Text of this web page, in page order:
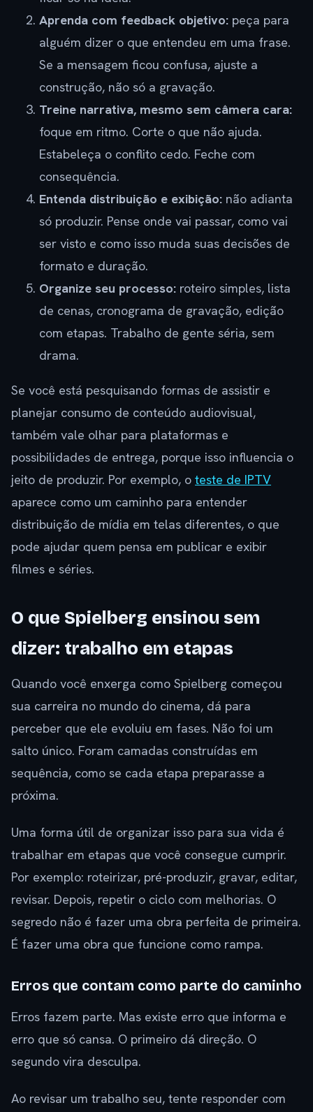
Aprenda com feedback objetivo: peça para
alguém dizer o que entendeu em uma frase.
Se a mensagem ficou confusa, ajuste a
construção, não só a gravação.
Treine narrativa, mesmo sem câmera cara:
foque em ritmo. Corte o que não ajuda.
Estabeleça o conflito cedo. Feche com
consequência.
Entenda distribuição e exibição: não adianta
só produzir. Pense onde vai passar, como vai
ser visto e como isso muda suas decisões de
formato e duração.
Organize seu processo: roteiro simples, lista
de cenas, cronograma de gravação, edição
com etapas. Trabalho de gente séria, sem
drama.
Se você está pesquisando formas de assistir e
planejar consumo de conteúdo audiovisual,
também vale olhar para plataformas e
possibilidades de entrega, porque isso influencia o
jeito de produzir. Por exemplo, o teste de IPTV
aparece como um caminho para entender
distribuição de mídia em telas diferentes, o que
pode ajudar quem pensa em publicar e exibir
filmes e séries.
O que Spielberg ensinou sem
dizer: trabalho em etapas
Quando você enxerga como Spielberg começou
sua carreira no mundo do cinema, dá para
perceber que ele evoluiu em fases. Não foi um
salto único. Foram camadas construídas em
sequência, como se cada etapa preparasse a
próxima.
Uma forma útil de organizar isso para sua vida é
trabalhar em etapas que você consegue cumprir.
Por exemplo: roteirizar, pré-produzir, gravar, editar,
revisar. Depois, repetir o ciclo com melhorias. O
segredo não é fazer uma obra perfeita de primeira.
É fazer uma obra que funcione como rampa.
Erros que contam como parte do caminho
Erros fazem parte. Mas existe erro que informa e
erro que só cansa. O primeiro dá direção. O
segundo vira desculpa.
Ao revisar um trabalho seu, tente responder com